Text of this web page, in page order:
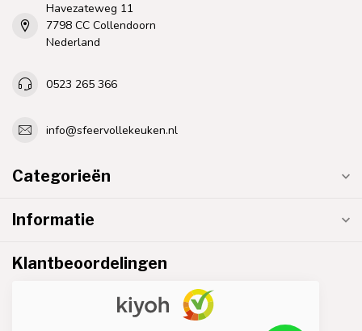
Havezateweg 11
7798 CC Collendoorn
Nederland
0523 265 366
info@sfeervollekeuken.nl
Categorieën
Informatie
Klantbeoordelingen